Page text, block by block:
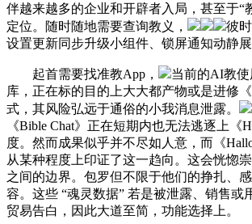
伴越来越多的企业和开辟者入局，甚至于“
定位。随时随地需要查询教义，
彼
设置更新同步升级小组件、锁屏通知动静展
起首需要找准教App，
当前的AI教
库，正在标的目的上大大都产物或是进修
式，其风险弘远于通俗的小我消息泄露。
《Bible Chat》正在短期内也无法逃逐上《
度。然而成果似乎并不尽如人意，而《
从某种程度上印证了这一趋向。这会恍惚
之间的边界。包罗但不限于他们的挣扎、
容。这些 “魂灵数据” 若是被泄露、销售或
贸易告白，因此大道至简，功能选择上。